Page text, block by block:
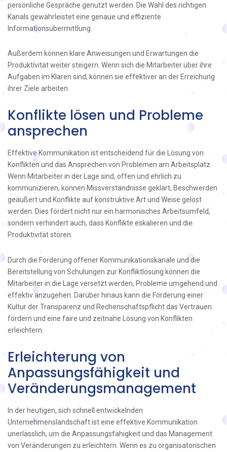
persönliche Gespräche genutzt werden. Die Wahl des richtigen
Kanals gewährleistet eine genaue und effiziente
Informationsübermittlung.
Außerdem können klare Anweisungen und Erwartungen die
Produktivität weiter steigern. Wenn sich die Mitarbeiter über ihre
Aufgaben im Klaren sind, können sie effektiver an der Erreichung
ihrer Ziele arbeiten.
Konflikte lösen und Probleme
ansprechen
Effektive Kommunikation ist entscheidend für die Lösung von
Konflikten und das Ansprechen von Problemen am Arbeitsplatz.
Wenn Mitarbeiter in der Lage sind, offen und ehrlich zu
kommunizieren, können Missverständnisse geklärt, Beschwerden
geäußert und Konflikte auf konstruktive Art und Weise gelöst
werden. Dies fördert nicht nur ein harmonisches Arbeitsumfeld,
sondern verhindert auch, dass Konflikte eskalieren und die
Produktivität stören.
Durch die Förderung offener Kommunikationskanäle und die
Bereitstellung von Schulungen zur Konfliktlösung können die
Mitarbeiter in die Lage versetzt werden, Probleme umgehend und
effektiv anzugehen. Darüber hinaus kann die Förderung einer
Kultur der Transparenz und Rechenschaftspflicht das Vertrauen
fördern und eine faire und zeitnahe Lösung von Konflikten
erleichtern.
Erleichterung von
Anpassungsfähigkeit und
Veränderungsmanagement
In der heutigen, sich schnell entwickelnden
Unternehmenslandschaft ist eine effektive Kommunikation
unerlässlich, um die Anpassungsfähigkeit und das Management
von Veränderungen zu erleichtern. Wenn es zu organisatorischen